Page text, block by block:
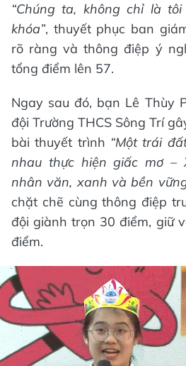
“Chúng ta, không chỉ là
khóa”, thuyết phục ban
rõ ràng và thông điệp ý
tổng điểm lên 57.
Ngay sau đó, bạn Lê Thùy
đội Trường THCS Sông Trí
bài thuyết trình “Một trái
nhau thực hiện giấc mơ –
nhân văn, xanh và bền
chặt chẽ cùng thông điệp
đội giành trọn 30 điểm, giữ
điểm.